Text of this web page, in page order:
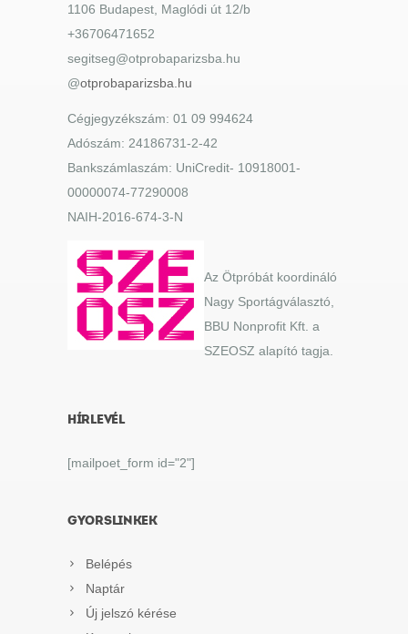
1106 Budapest, Maglódi út 12/b
+36706471652
segitseg@otprobaparizsba.hu
@otprobaparizsba.hu
Cégjegyzékszám: 01 09 994624
Adószám: 24186731-2-42
Bankszámlaszám: UniCredit- 10918001-
00000074-77290008
NAIH-2016-674-3-N
Az Ötpróbát koordináló
Nagy Sportágválasztó,
BBU Nonprofit Kft. a
SZEOSZ alapító tagja.
HÍRLEVÉL
[mailpoet_form id="2"]
GYORSLINKEK
Belépés
Naptár
Új jelszó kérése